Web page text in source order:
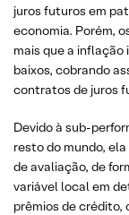
juros futuros em
economia. Porém,
mais que a
baixos, cobrando
contratos de juros
Devido à sub-
resto do mundo,
de avaliação, de
variável local em
prêmios de crédito,